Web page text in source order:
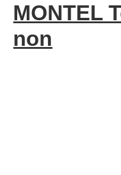
MONTEL
non